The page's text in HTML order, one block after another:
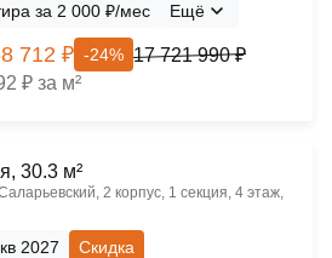
за 2 000 ₽/мес
Ещё
712 ₽ -24% 17 721 990 ₽
₽ за м²
30.3 м²
2 корпус, 1 секция, 4 этаж,
2027
Скидка